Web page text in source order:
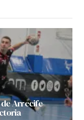
Arrecife